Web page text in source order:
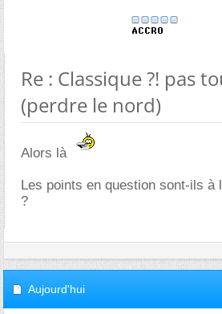
Re : Classique ?! pas
(perdre le nord)
Alors là
Les points en question sont-ils à
?
Aujourd'hui